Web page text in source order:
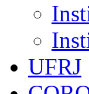
UFRJ